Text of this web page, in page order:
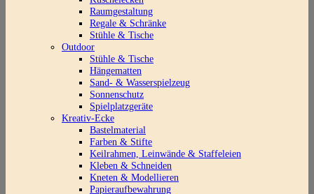
Raumgestaltung
Regale & Schränke
Stühle & Tische
Outdoor
Stühle & Tische
Hängematten
Sand- & Wasserspielzeug
Sonnenschutz
Spielplatzgeräte
Kreativ-Ecke
Bastelmaterial
Farben & Stifte
Keilrahmen, Leinwände & Staffeleien
Kleben & Schneiden
Kneten & Modellieren
Papieraufbewahrung